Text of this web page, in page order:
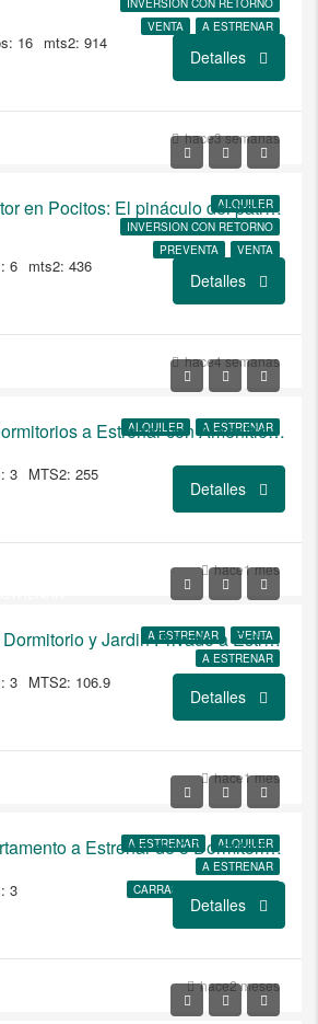
INVERSION CON RETORNO
VENTA
A ESTRENAR
16 mts2: 914
Detalles
hace3 semanas
ALQUILER
INVERSION CON RETORNO
PREVENTA
VENTA
A ESTRENAR
Residencia de Autor en Pocitos: El pináculo del patrimonio y el lujo moderno
6 mts2: 436
Detalles
hace4 semanas
ALQUILER A ESTRENARPenthouse de 3 Dormitorios a Estrenar con Amenities Premium en Brits
3 MTS2: 255
Detalles
hace1 mes
A ESTRENAR
VENTA
A ESTRENAR
Apartamento de 3 Dormitorio y Jardin Privado a Estrenar con Amenities Premium en Brits
3 MTS2: 106.9
Detalles
hace1 mes
A ESTRENAR
ALQUILER
A ESTRENAR
CARRASCO MONTEVIDEO
Espectacular Apartamento a Estrenar de 3 Dormitorios en Brits
3
Detalles
hace2 meses